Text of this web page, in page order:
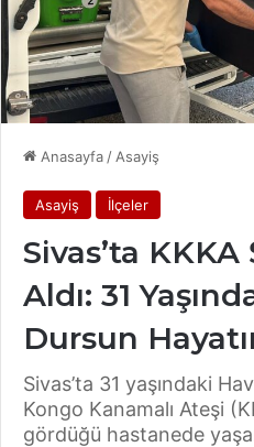
Anasayfa / Asayiş
Asayiş İlçeler
Sivas’ta
Aldı: 31
Dursun
Sivas’ta 31 yaşındaki
Kongo Kanamalı Ateşi
gördüğü hastanede